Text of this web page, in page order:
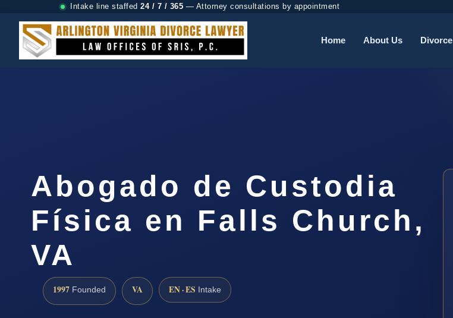
Intake line staffed 24 / 7 / 365 — Attorney consultations by appointment
Home About Us Divorce
Abogado de Custodia
Física en Falls Church,
VA
1997 Founded VA EN · ES Intake